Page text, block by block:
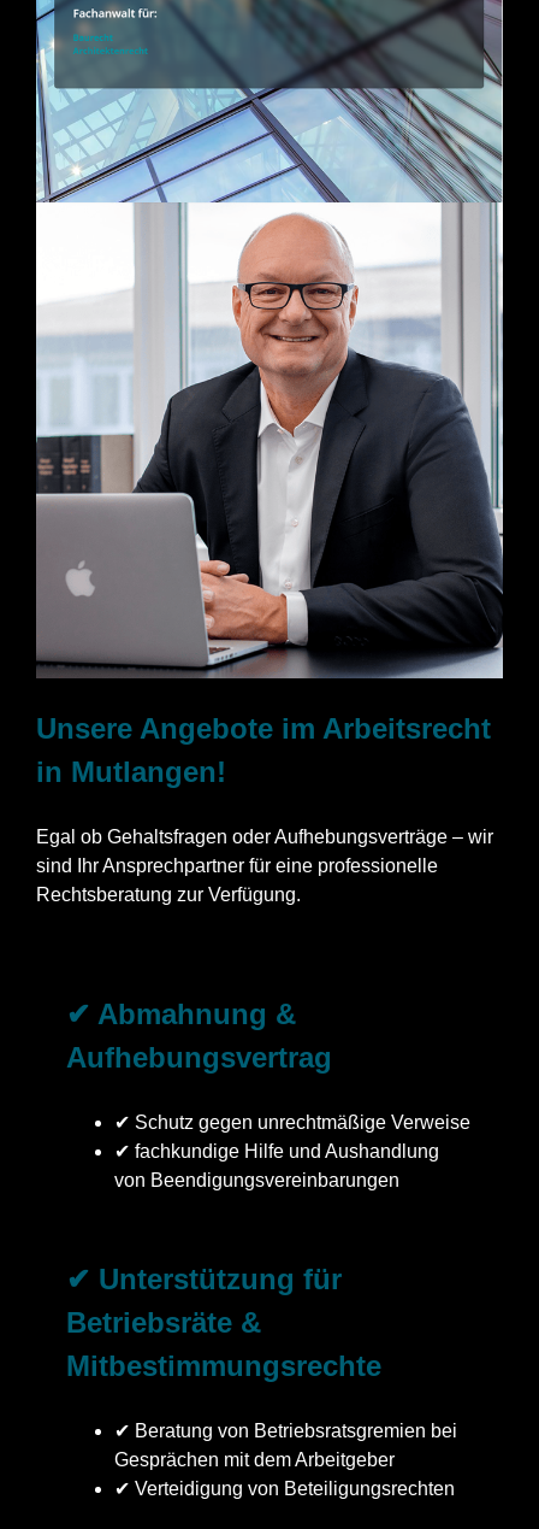
Unsere Angebote im Arbeitsrecht
in Mutlangen!
Egal ob Gehaltsfragen oder Aufhebungsverträge – wir
sind Ihr Ansprechpartner für eine professionelle
Rechtsberatung zur Verfügung.
✔ Abmahnung &
Aufhebungsvertrag
✔ Schutz gegen unrechtmäßige Verweise
✔ fachkundige Hilfe und Aushandlung
von Beendigungsvereinbarungen
✔ Unterstützung für
Betriebsräte &
Mitbestimmungsrechte
✔ Beratung von Betriebsratsgremien bei
Gesprächen mit dem Arbeitgeber
✔ Verteidigung von Beteiligungsrechten